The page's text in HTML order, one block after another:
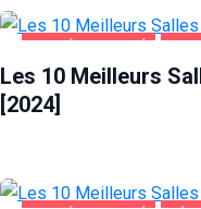
Les 10 Meilleurs
[2024]